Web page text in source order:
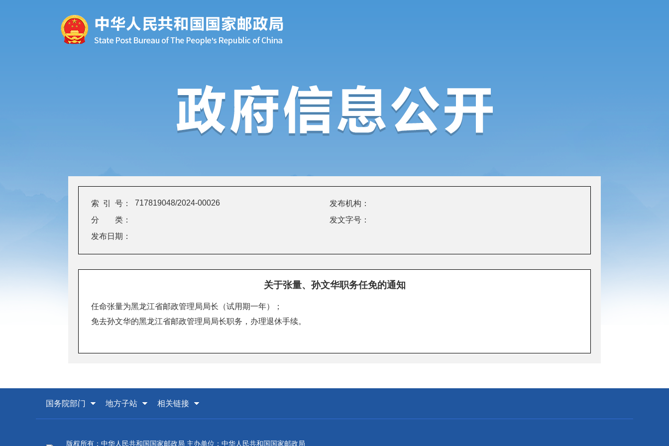
索 引 号： 717819048/2024-00026
发布机构：
分 类：
发文字号：
发布日期：
关于张量、孙文华职务任免的通知
任命张量为黑龙江省邮政管理局局长（试用期一年）；
免去孙文华的黑龙江省邮政管理局局长职务，办理退休手续。
国务院部门 地方子站 相关链接
版权所有：中华人民共和国国家邮政局 主办单位：中华人民共和国国家邮政局